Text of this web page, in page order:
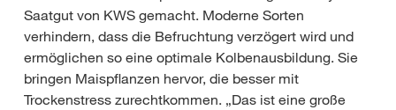
Saatgut von KWS gemacht. Moderne Sorten
verhindern, dass die Befruchtung verzögert wird und
ermöglichen so eine optimale Kolbenausbildung. Sie
bringen Maispflanzen hervor, die besser mit
Trockenstress zurechtkommen. „Das ist eine große